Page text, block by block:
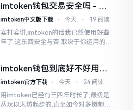
我也曾短暂错愕
imtoken钱包交易安全吗 - 老
用户的一些心里话
imtoken中文版下载 ⋅ 今天 ⋅ 19 阅读
实打实讲,imtoken的话我已然使用好些
年了,这东西安全与否,取决于你运用的方
睹过非常多的人
imtoken钱包到底好不好用？
老玩家说说真实体验
imtoken官方下载 ⋅ 今天 ⋅ 24 阅读
用imtoken已经有三四年时长了,最初是
从玩以太坊起步的,直至如今对多链都有